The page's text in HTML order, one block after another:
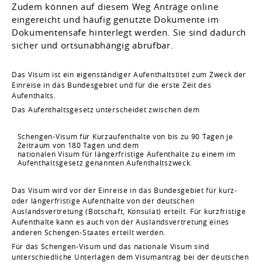
Zudem können auf diesem Weg Anträge online
eingereicht und häufig genutzte Dokumente im
Dokumentensafe hinterlegt werden. Sie sind dadurch
sicher und ortsunabhängig abrufbar.
Das Visum ist ein eigenständiger Aufenthaltstitel zum Zweck der
Einreise in das Bundesgebiet und für die erste Zeit des
Aufenthalts.
Das Aufenthaltsgesetz unterscheidet zwischen dem
Schengen-Visum für Kurzaufenthalte von bis zu 90 Tagen je
Zeitraum von 180 Tagen und dem
nationalen Visum für längerfristige Aufenthalte zu einem im
Aufenthaltsgesetz genannten Aufenthaltszweck.
Das Visum wird vor der Einreise in das Bundesgebiet für kurz-
oder längerfristige Aufenthalte von der deutschen
Auslandsvertretung (Botschaft, Konsulat) erteilt. Für kurzfristige
Aufenthalte kann es auch von der Auslandsvertretung eines
anderen Schengen-Staates erteilt werden.
Für das Schengen-Visum und das nationale Visum sind
unterschiedliche Unterlagen dem Visumantrag bei der deutschen